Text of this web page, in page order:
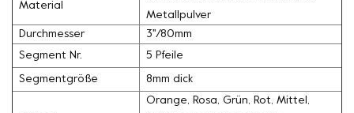
Material
Metallpulver
Durchmesser
3''/80mm
Segment Nr. 5 Pfeile
Segmentgröße 8mm dick
Orange, Rosa, Grün, Rot, Mittel,